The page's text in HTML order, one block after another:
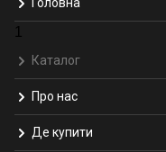
1
Каталог
Про нас
Де купити